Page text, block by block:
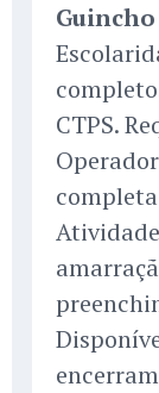
Guincho
CTPS.